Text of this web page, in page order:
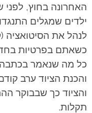
האחרונה בחוץ,
ילדים שמגלים
לנהל את הסיטואציה
כשאתם בפרטיות
כל מה שנאמר
והכנת הציוד ערב
והציוד כך שבבוקר
תקלות.